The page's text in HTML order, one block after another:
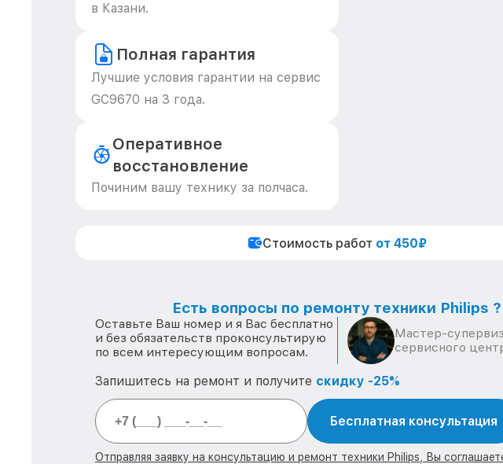
в Казани.
Полная гарантия
Лучшие условия гарантии на сервис
GC9670 на 3 года.
Оперативное
восстановление
Починим вашу технику за полчаса.
Стоимость работ от 450₽
Есть вопросы по ремонту техники Philips ?
Оставьте Ваш номер и я Вас бесплатно
и без обязательств проконсультирую
по всем интересующим вопросам.
Мастер-
сервисного
Запишитесь на ремонт и получите скидку -25%
Бесплатная консультация
Отправляя заявку на консультацию и ремонт техники Philips, Вы